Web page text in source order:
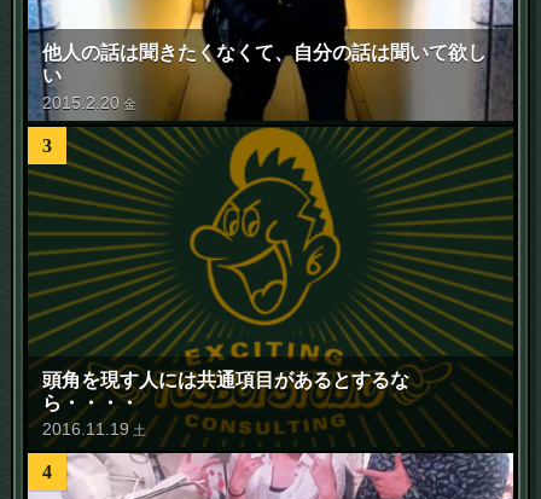
他人の話は聞きたくなくて、自分の話は聞いて欲し
い
2015 2 20 金
3
頭角を現す人には共通項目があるとするな
ら・・・・
2016 11 19 土
4